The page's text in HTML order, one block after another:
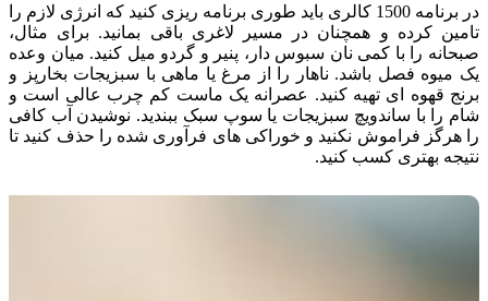
در برنامه 1500 کالری باید طوری برنامه ریزی کنید که انرژی لازم را
تامین کرده و همچنان در مسیر لاغری باقی بمانید. برای مثال،
صبحانه را با کمی نان سبوس دار، پنیر و گردو میل کنید. میان وعده
یک میوه فصل باشد. ناهار را از مرغ یا ماهی با سبزیجات بخارپز و
برنج قهوه ای تهیه کنید. عصرانه یک ماست کم چرب عالی است و
شام را با ساندویچ سبزیجات یا سوپ سبک ببندید. نوشیدن آب کافی
را هرگز فراموش نکنید و خوراکی های فرآوری شده را حذف کنید تا
نتیجه بهتری کسب کنید.